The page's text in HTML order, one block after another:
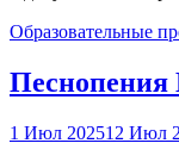
Образовательные
Песнопения
1 Июл 202512 Июл